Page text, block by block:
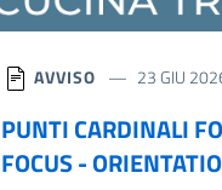
AVVISO 23 GIU
PUNTI CARDINALI
FOCUS -